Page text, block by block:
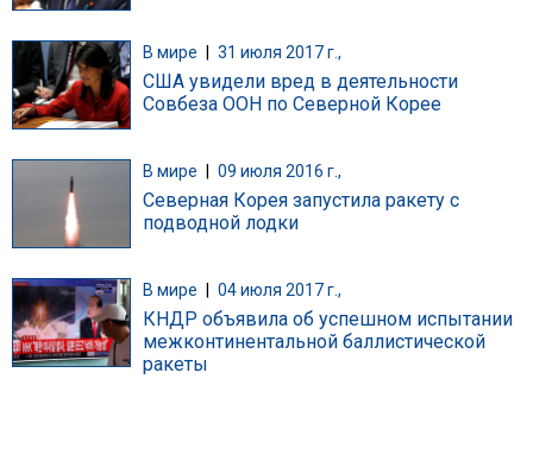
В мире 31 июля 2017 г.,
США увидели вред в деятельности
Совбеза ООН по Северной Корее
В мире 09 июля 2016 г.,
Северная Корея запустила ракету с
подводной лодки
В мире 04 июля 2017 г.,
КНДР объявила об успешном испытании
межконтинентальной баллистической
ракеты